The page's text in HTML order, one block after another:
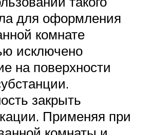
для оформления
комнате
исключено
на поверхности
закрыть
Применяя при